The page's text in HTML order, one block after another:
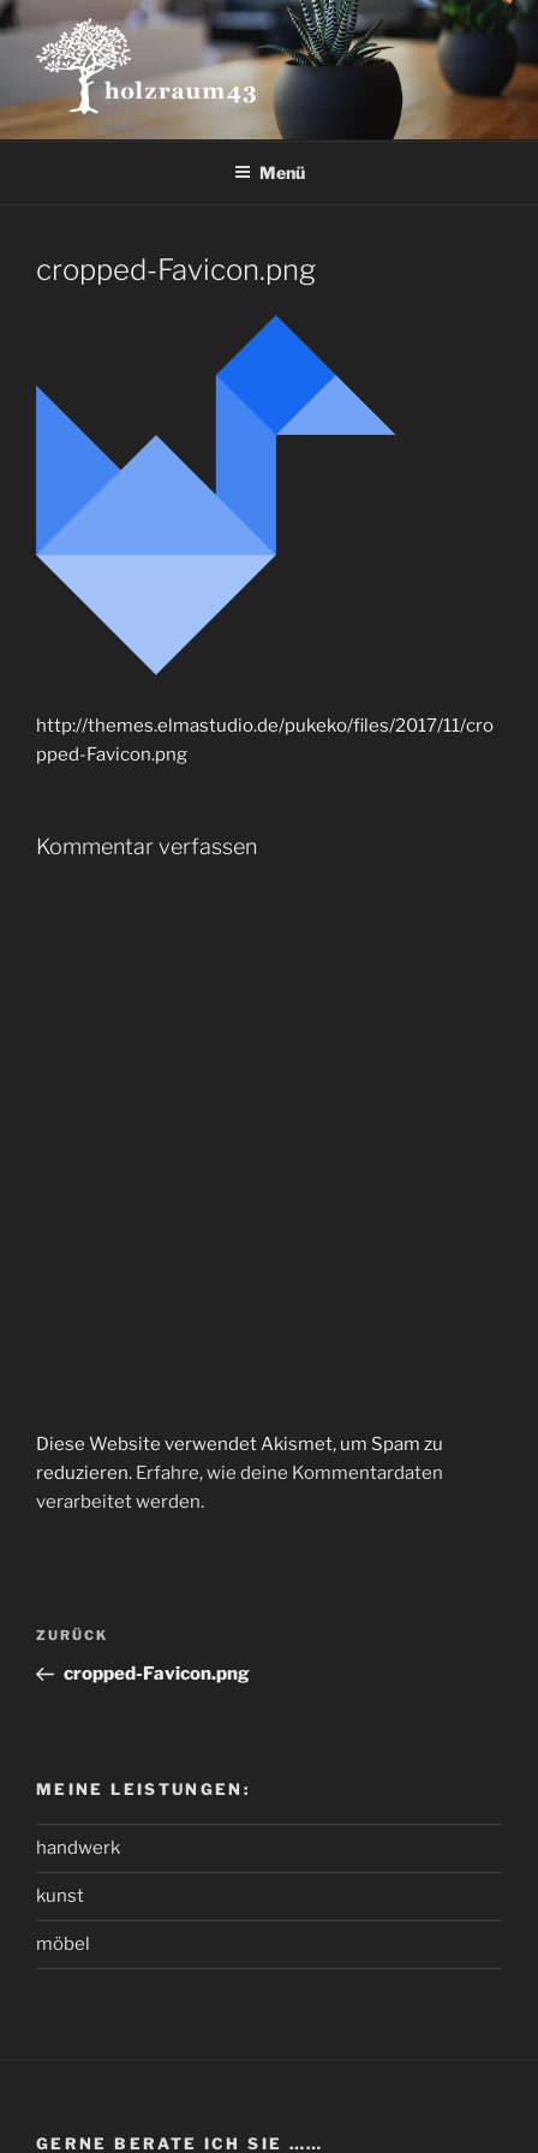
Zum
Inhalt
springen
Menü
cropped-Favicon.png
http://themes.elmastudio.de/pukeko/files/2017/11/cro
pped-Favicon.png
Kommentar verfassen
Diese Website verwendet Akismet, um Spam zu
reduzieren. Erfahre, wie deine Kommentardaten
verarbeitet werden.
Beitragsnavigation
Vorheriger
Beitrag
ZURÜCK
cropped-Favicon.png
MEINE LEISTUNGEN:
handwerk
kunst
möbel
GERNE BERATE ICH SIE ……